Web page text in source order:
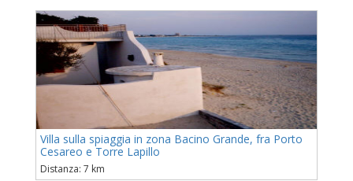
Villa sulla spiaggia in zona Bacino Grande, fra Porto
Cesareo e Torre Lapillo
Distanza: 7 km